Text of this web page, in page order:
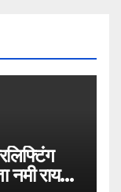
नमी राय